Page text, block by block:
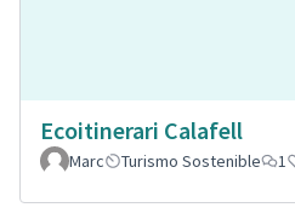
Ecoitinerari Calafell
Marc
Turismo Sostenible 1